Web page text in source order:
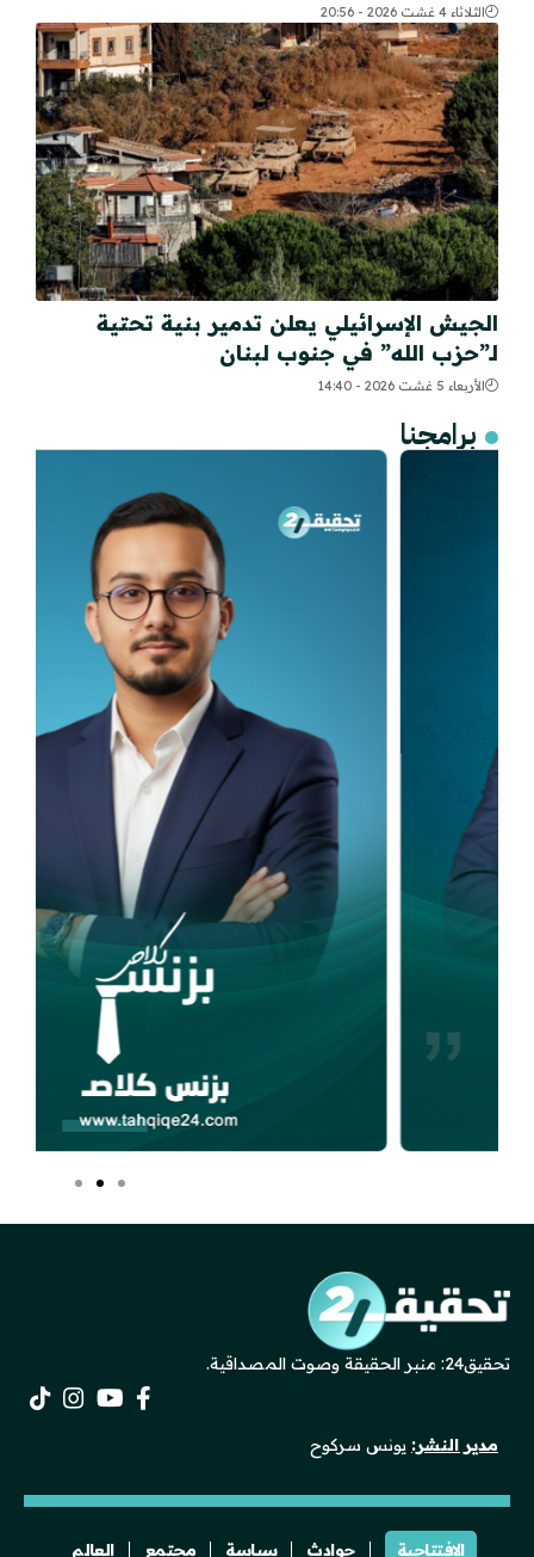
الثلاثاء 4 غشت 2026 - 20:56
الجيش الإسرائيلي يعلن تدمير بنية تحتية
لـ”حزب الله” في جنوب لبنان
الأربعاء 5 غشت 2026 - 14:40
برامجنا
تحقيق24: منبر الحقيقة وصوت المصداقية.
مدير النشر: يونس سركوح
الافتتاحية حوادث سياسة مجتمع العالم